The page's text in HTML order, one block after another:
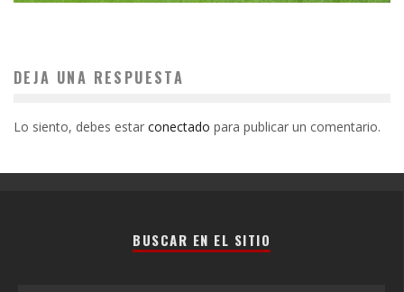
DEJA UNA RESPUESTA
Lo siento, debes estar conectado para publicar un comentario.
BUSCAR EN EL SITIO